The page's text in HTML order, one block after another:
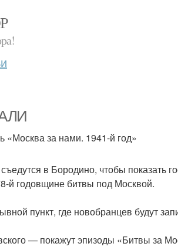
за нами. 1941-й год»
в Бородино, чтобы показать
й годовщине битвы под Москвой.
пункт, где новобранцев будут
— покажут эпизоды «Битвы за